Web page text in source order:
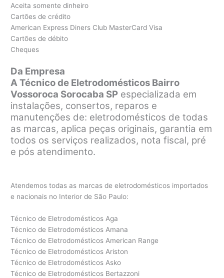
Aceita somente dinheiro
Cartões de crédito
American Express Diners Club MasterCard Visa
Cartões de débito
Cheques
Da Empresa
A Técnico de Eletrodomésticos Bairro
Vossoroca Sorocaba SP especializada em
instalações, consertos, reparos e
manutenções de: eletrodomésticos de todas
as marcas, aplica peças originais, garantia em
todos os serviços realizados, nota fiscal, pré
e pós atendimento.
Atendemos todas as marcas de eletrodomésticos importados
e nacionais no Interior de São Paulo:
Técnico de Eletrodomésticos Aga
Técnico de Eletrodomésticos Amana
Técnico de Eletrodomésticos American Range
Técnico de Eletrodomésticos Ariston
Técnico de Eletrodomésticos Asko
Técnico de Eletrodomésticos Bertazzoni